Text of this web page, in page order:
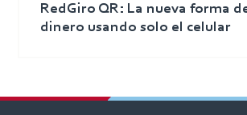
RedGiro QR: La nueva forma
dinero usando solo el celular